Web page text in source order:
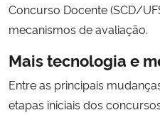
Planalto
Concurso Docente (SCD/
mecanismos de avaliação.
Mais tecnologia e
Entre as principais
etapas iniciais dos